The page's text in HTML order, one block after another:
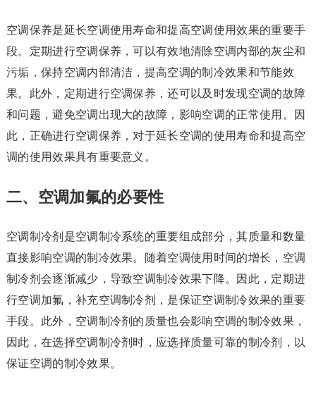
空调保养是延长空调使用寿命和提高空调使用效果的重要手
段。定期进行空调保养，可以有效地清除空调内部的灰尘和
污垢，保持空调内部清洁，提高空调的制冷效果和节能效
果。此外，定期进行空调保养，还可以及时发现空调的故障
和问题，避免空调出现大的故障，影响空调的正常使用。因
此，正确进行空调保养，对于延长空调的使用寿命和提高空
调的使用效果具有重要意义。
二、空调加氟的必要性
空调制冷剂是空调制冷系统的重要组成部分，其质量和数量
直接影响空调的制冷效果。随着空调使用时间的增长，空调
制冷剂会逐渐减少，导致空调制冷效果下降。因此，定期进
行空调加氟，补充空调制冷剂，是保证空调制冷效果的重要
手段。此外，空调制冷剂的质量也会影响空调的制冷效果，
因此，在选择空调制冷剂时，应选择质量可靠的制冷剂，以
保证空调的制冷效果。